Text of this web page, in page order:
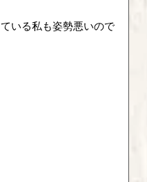
いる私も姿勢悪いので